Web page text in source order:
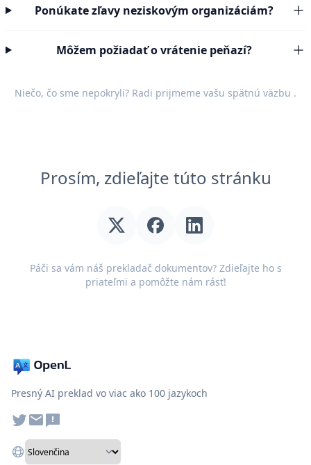
Ponúkate zľavy neziskovým organizáciám?
Môžem požiadať o vrátenie peňazí?
Niečo, čo sme nepokryli? Radi prijmeme vašu spätnú väzbu .
Prosím, zdieľajte túto stránku
Páči sa vám náš prekladač dokumentov? Zdieľajte ho s
priateľmi a pomôžte nám rásť!
Presný AI preklad vo viac ako 100 jazykoch